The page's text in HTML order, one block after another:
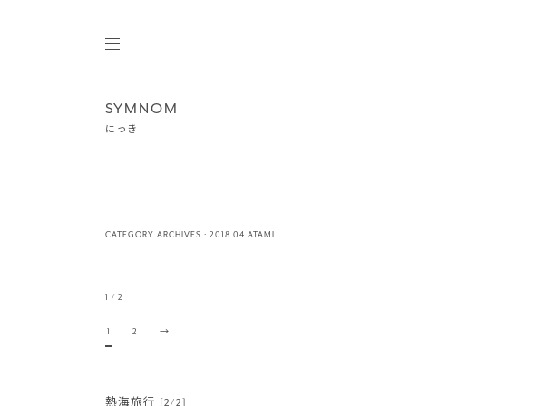
SYMNOM
にっき
CATEGORY ARCHIVES : 2018.04 ATAMI
1 / 2
1 2 →
熱海旅行 [2/2]